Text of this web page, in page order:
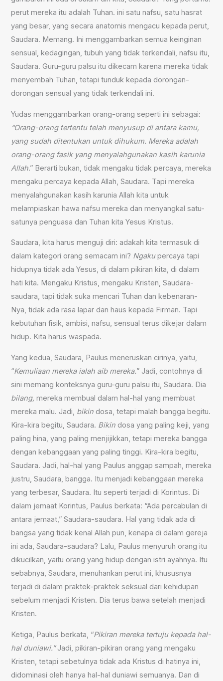
perut mereka itu adalah Tuhan. ini satu nafsu, satu hasrat
yang besar, yang secara anatomis mengacu kepada perut,
Saudara. Memang. Ini menggambarkan semua keinginan
sensual, kedagingan, tubuh yang tidak terkendali, nafsu itu,
Saudara. Guru-guru palsu itu dikecam karena mereka tidak
menyembah Tuhan, tetapi tunduk kepada dorongan-
dorongan sensual yang tidak terkendali ini.
Yudas menggambarkan orang-orang seperti ini sebagai:
“Orang-orang tertentu telah menyusup di antara kamu,
yang sudah ditentukan untuk dihukum. Mereka adalah
orang-orang fasik yang menyalahgunakan kasih karunia
Allah.” Berarti bukan, tidak mengaku tidak percaya, mereka
mengaku percaya kepada Allah, Saudara. Tapi mereka
menyalahgunakan kasih karunia Allah kita untuk
melampiaskan hawa nafsu mereka dan menyangkal satu-
satunya penguasa dan Tuhan kita Yesus Kristus.
Saudara, kita harus menguji diri: adakah kita termasuk di
dalam kategori orang semacam ini? Ngakupercaya tapi
hidupnya tidak ada Yesus, di dalam pikiran kita, di dalam
hati kita. Mengaku Kristus, mengaku Kristen, Saudara-
saudara, tapi tidak suka mencari Tuhan dan kebenaran-
Nya, tidak ada rasa lapar dan haus kepada Firman. Tapi
kebutuhan fisik, ambisi, nafsu, sensual terus dikejar dalam
hidup. Kita harus waspada.
Yang kedua, Saudara, Paulus meneruskan cirinya, yaitu,
“Kemuliaan mereka ialah aib mereka.” Jadi, contohnya di
sini memang konteksnya guru-guru palsu itu, Saudara. Dia
bilang,mereka membual dalam hal-hal yang membuat
mereka malu. Jadi, bikin dosa, tetapi malah bangga begitu.
Kira-kira begitu, Saudara. Bikin dosa yang paling keji, yang
paling hina, yang paling menjijikkan, tetapi mereka bangga
dengan kebanggaan yang paling tinggi. Kira-kira begitu,
Saudara. Jadi, hal-hal yang Paulus anggap sampah, mereka
justru, Saudara, bangga. Itu menjadi kebanggaan mereka
yang terbesar, Saudara. Itu seperti terjadi di Korintus. Di
dalam jemaat Korintus, Paulus berkata: “Ada percabulan di
antara jemaat,” Saudara-saudara. Hal yang tidak ada di
bangsa yang tidak kenal Allah pun, kenapa di dalam gereja
ini ada, Saudara-saudara? Lalu, Paulus menyuruh orang itu
dikucilkan, yaitu orang yang hidup dengan istri ayahnya. Itu
sebabnya, Saudara, menuhankan perut ini, khususnya
terjadi di dalam praktek-praktek seksual dari kehidupan
sebelum menjadi Kristen. Dia terus bawa setelah menjadi
Kristen.
Ketiga, Paulus berkata, “Pikiran mereka tertuju kepada hal-
hal duniawi.”Jadi, pikiran-pikiran orang yang mengaku
Kristen, tetapi sebetulnya tidak ada Kristus di hatinya ini,
didominasi oleh hanya hal-hal duniawi semuanya. Dan di